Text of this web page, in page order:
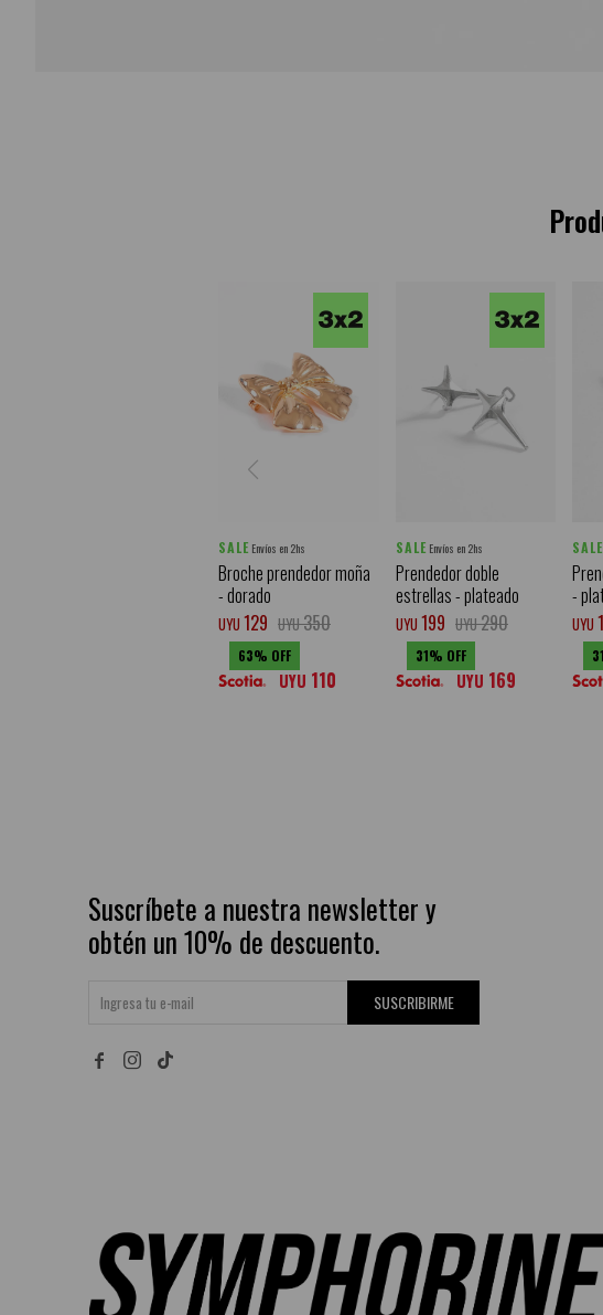
SALE Envíos en 2hs
Broche prendedor moña
- dorado
UYU 129 UYU350
63
UYU 110
SALE Envíos en 2hs
Prendedor doble
estrellas - plateado
UYU 199 UYU290
31
UYU 169
SALE
-
UYU
31
Suscríbete a nuestra newsletter y
obtén un 10% de descuento.
SUSCRIBIRME
 